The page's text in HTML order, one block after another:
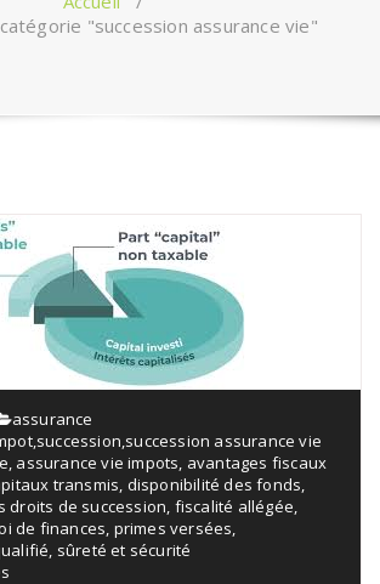
"succession assurance vie"
assurance
, succession succession assurance vie
assurance vie impots avantages fiscaux
transmis disponibilité des fonds
droits de succession fiscalité allégée
de finances primes versées
sûreté et sécurité